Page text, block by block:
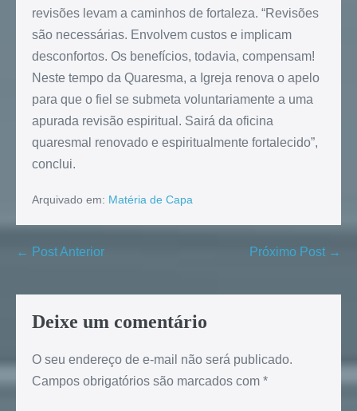
revisões levam a caminhos de fortaleza. “Revisões
são necessárias. Envolvem custos e implicam
desconfortos. Os benefícios, todavia, compensam!
Neste tempo da Quaresma, a Igreja renova o apelo
para que o fiel se submeta voluntariamente a uma
apurada revisão espiritual. Sairá da oficina
quaresmal renovado e espiritualmente fortalecido”,
conclui.
Arquivado em: Matéria de Capa
← Post Anterior Próximo Post →
Deixe um comentário
O seu endereço de e-mail não será publicado.
Campos obrigatórios são marcados com *